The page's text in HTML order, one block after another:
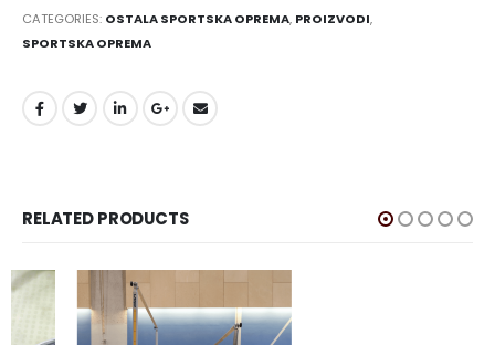
CATEGORIES: OSTALA SPORTSKA OPREMA, PROIZVODI,
SPORTSKA OPREMA
RELATED PRODUCTS